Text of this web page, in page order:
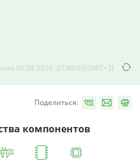
06.08.2026, 07:48:07(GMT+3)
Поделиться:
компонентов